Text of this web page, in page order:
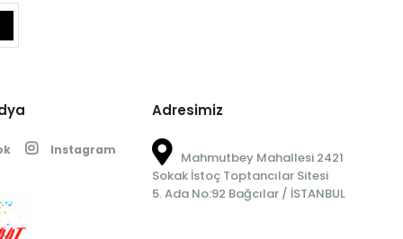
Instagram
Adresimiz
Mahmutbey Mahallesi 2421
Sokak İstoç Toptancılar Sitesi
5. Ada No:92 Bağcılar / İSTANBUL